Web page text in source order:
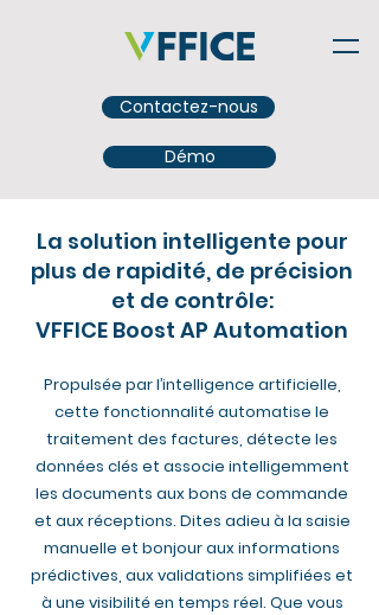
Contactez-nous
Démo
La solution intelligente pour
plus de rapidité, de précision
et de contrôle:
VFFICE Boost AP Automation
Propulsée par l’intelligence artificielle,
cette fonctionnalité automatise le
traitement des factures, détecte les
données clés et associe intelligemment
les documents aux bons de commande
et aux réceptions. Dites adieu à la saisie
manuelle et bonjour aux informations
prédictives, aux validations simplifiées et
à une visibilité en temps réel. Que vous